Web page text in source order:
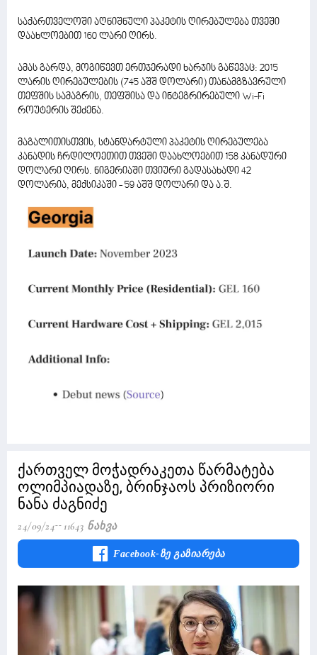
საქართველოში აღნიშნული პაკეტის ღირებულება თვეში
დაახლოებით 160 ლარი ღირს.
ამას გარდა, მოგიწევთ ერთჯერადი ხარჯის გაწევაც: 2015
ლარის ღირებულების (745 აშშ დოლარი) თანამგზავრული
თეფშის სამაგრის, თეფშისა და ინტეგრირებული Wi-Fi
როუტერის შეძენა.
მაგალითისთვის, სტანდარტული პაკეტის ღირებულება
კანადის ჩრდილოეთით თვეში დაახლოებით 158 კანადური
დოლარი ღირს. ნიგერიაში თვიური გადასახადი 42
დოლარია, მექსიკაში - 59 აშშ დოლარი და ა.შ.
ქართველ მოჭადრაკეთა წარმატება
ოლიმპიადაზე, ბრინჯაოს პრიზიორი
ნანა ძაგნიძე
24/09/24 11643 Ნახვა
Facebook-Ზე Გაზიარება